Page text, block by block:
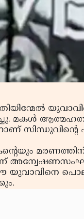
മകള്‍
മരണത്തിന്
യുവാവിനെ